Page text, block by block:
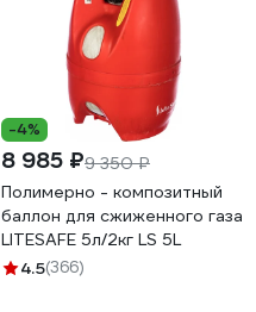
-4%
8 985 ₽9 350 ₽
Полимерно - композитный
баллон для сжиженного газа
LITESAFE 5л/2кг LS 5L
4.5(366)